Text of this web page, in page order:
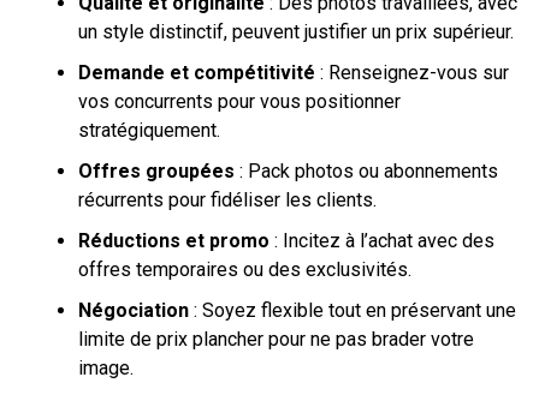
un style distinctif, peuvent justifier un prix supérieur.
Demande et compétitivité : Renseignez-vous sur
vos concurrents pour vous positionner
stratégiquement.
Offres groupées : Pack photos ou abonnements
récurrents pour fidéliser les clients.
Réductions et promo : Incitez à l’achat avec des
offres temporaires ou des exclusivités.
Négociation : Soyez flexible tout en préservant une
limite de prix plancher pour ne pas brader votre
image.